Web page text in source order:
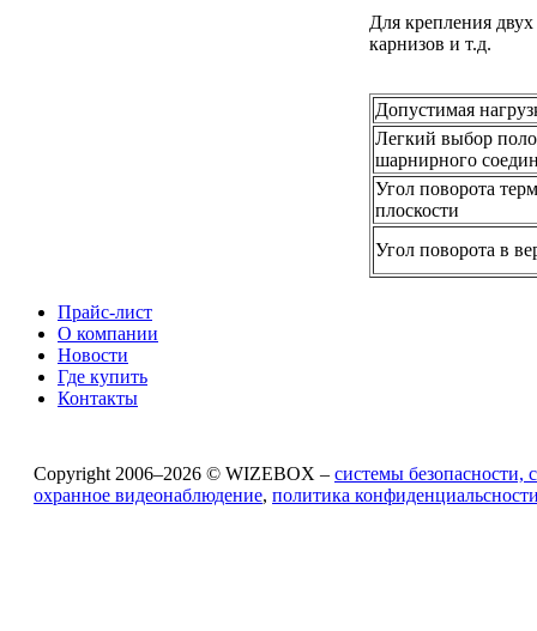
Для крепления
карнизов и т.д.
Допустимая
Легкий выбор
шарнирного
Угол поворота
плоскости
Угол поворота в
Прайс-лист
О компании
Новости
Где купить
Контакты
Copyright 2006–2026 © WIZEBOX – системы безопасности,
охранное видеонаблюдение, политика